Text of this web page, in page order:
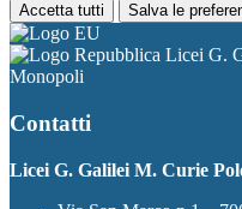
Accetta tutti Salva le
Licei G.
Monopoli
Contatti
Licei G. Galilei M. Curie